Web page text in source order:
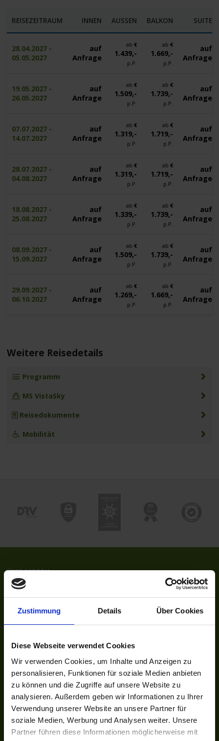
Zustimmung Details Über Cookies
Diese Webseite verwendet Cookies
Wir verwenden Cookies, um Inhalte und Anzeigen zu
personalisieren, Funktionen für soziale Medien anbieten
zu können und die Zugriffe auf unsere Website zu
analysieren. Außerdem geben wir Informationen zu Ihrer
Verwendung unserer Website an unsere Partner für
soziale Medien, Werbung und Analysen weiter. Unsere
Partner führen diese Informationen möglicherweise mit
REISEZEITRAUM INNEN AUSSEN BALKON SUITE
28.04.2027 -
05.05.2027
auf
Anfrage
ab€
1.439,-
p.P.
ab€
1.669,-
p.P.
auf
Anfrage
19.05.2027 -
26.05.2027
auf
Anfrage
ab€
1.509,-
p.P.
ab€
1.739,-
p.P.
auf
Anfrage
07.07.2027 -
14.07.2027
auf
Anfrage
ab€
1.319,-
p.P.
ab€
1.719,-
p.P.
auf
Anfrage
28.07.2027 -
04.08.2027
auf
Anfrage
ab€
1.319,-
p.P.
ab€
1.719,-
p.P.
auf
Anfrage
18.08.2027 -
25.08.2027
auf
Anfrage
ab€
1.339,-
p.P.
ab€
1.739,-
p.P.
auf
Anfrage
08.09.2027 -
15.09.2027
auf
Anfrage
ab€
1.509,-
p.P.
ab€
1.739,-
p.P.
auf
Anfrage
29.09.2027 -
06.10.2027
auf
Anfrage
ab€
1.269,-
p.P.
ab€
1.669,-
p.P.
auf
Anfrage
Weitere Reisedetails
Programm
MS VistaSky
Reisedokumente
Mobilität
ÜBER ASTORIA
Das Reisebüro
Unser Team
Unsere Auszeichnungen
Kontakt
Jobs
Kreuzfahrten-Zentrale.de
Astoria.Reisen
SOCIAL
Facebook